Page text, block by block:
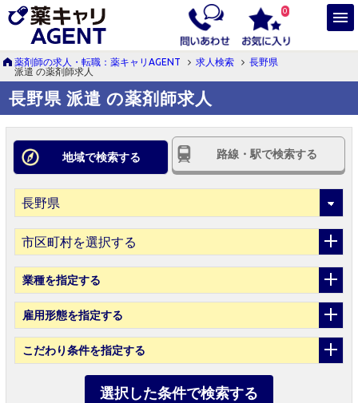
0
薬剤師の求人・転職：薬キャリAGENT 求人検索
長野県
派遣 の薬剤師求人
長野県 派遣 の薬剤師求人
地域で検索する 路線・駅で検索する
市区町村を選択する
業種を指定する
雇用形態を指定する
こだわり条件を指定する
選択した条件で検索する